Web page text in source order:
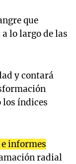
que
lo largo de las
y contará
los índices
informes
radial